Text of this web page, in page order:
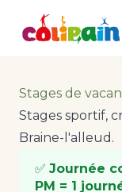
Stages de
Stages sportif,
Braine-l'alleud.
✅ Journée
PM = 1